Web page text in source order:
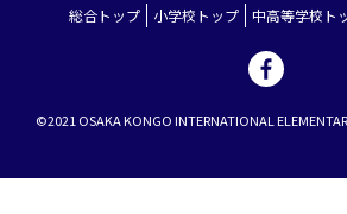
総合トップ 小学校トップ 中高等学校ト
©2021 OSAKA KONGO INTERNATIONAL